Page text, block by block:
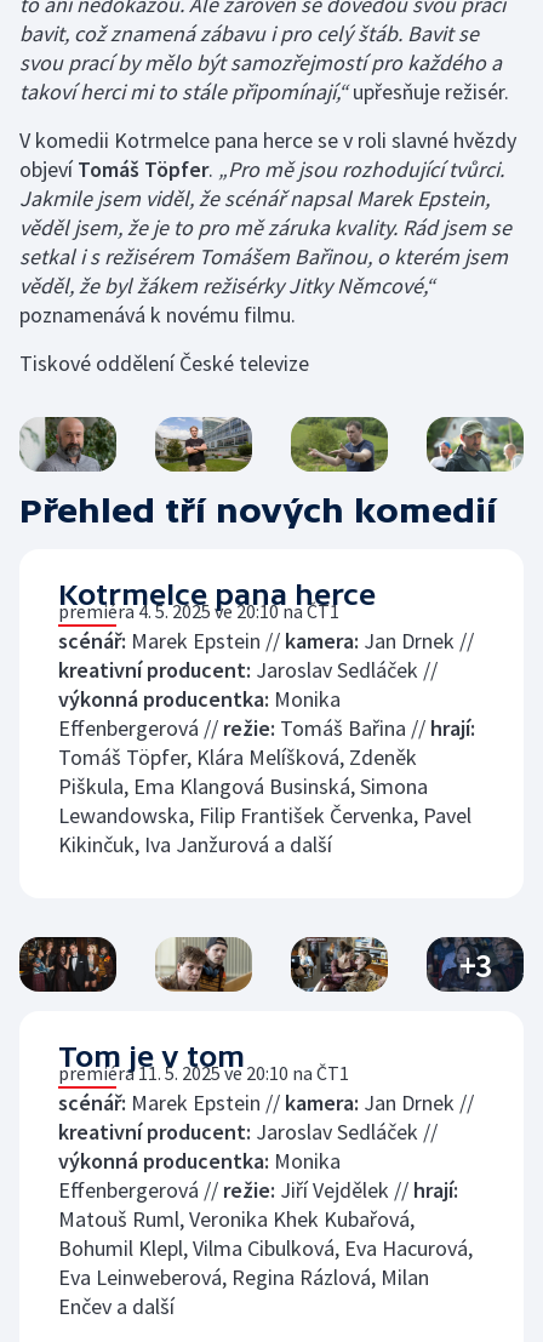
bavit, což znamená zábavu i pro celý štáb. Bavit se
svou prací by mělo být samozřejmostí pro každého a
takoví herci mi to stále připomínají,“upřesňuje režisér.
V komedii Kotrmelce pana herce se v roli slavné hvězdy
objevíTomáš Töpfer. „Pro mě jsou rozhodující tvůrci.
Jakmile jsem viděl, že scénář napsal Marek Epstein,
věděl jsem, že je to pro mě záruka kvality. Rád jsem se
setkal i s režisérem Tomášem Bařinou, o kterém jsem
věděl, že byl žákem režisérky Jitky Němcové,“
poznamenává k novému filmu.
Tiskové oddělení České televize
Přehled tří nových komedií
Kotrmelce pana herce
premiéra 4. 5. 2025 ve 20:10 na ČT1
scénář: Marek Epstein // kamera: Jan Drnek //
kreativní producent: Jaroslav Sedláček //
výkonná producentka: Monika
Effenbergerová // režie: Tomáš Bařina // hrají:
Tomáš Töpfer, Klára Melíšková, Zdeněk
Piškula, Ema Klangová Businská, Simona
Lewandowska, Filip František Červenka, Pavel
Kikinčuk, Iva Janžurová a další
+3
Tom je v tom
premiéra 11. 5. 2025 ve 20:10 na ČT1
scénář: Marek Epstein // kamera: Jan Drnek //
kreativní producent: Jaroslav Sedláček //
výkonná producentka: Monika
Effenbergerová // režie: Jiří Vejdělek // hrají:
Matouš Ruml, Veronika Khek Kubařová,
Bohumil Klepl, Vilma Cibulková, Eva Hacurová,
Eva Leinweberová, Regina Rázlová, Milan
Enčev a další